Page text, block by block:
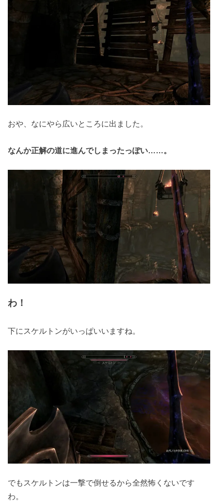
おや、なにやら広いところに出ました。
なんか正解の道に進んでしまったっぽい……。
わ！
下にスケルトンがいっぱいいますね。
でもスケルトンは一撃で倒せるから全然怖くないです
わ。